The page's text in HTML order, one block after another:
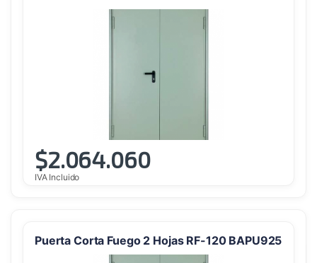
$2.064.060
IVA Incluido
Puerta Corta Fuego 2 Hojas RF-120 BAPU925